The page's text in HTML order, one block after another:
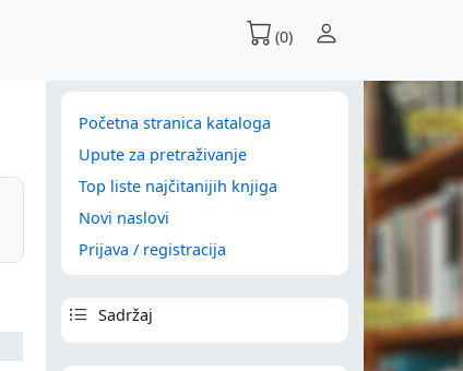
(0)
Početna stranica kataloga
Upute za pretraživanje
Top liste najčitanijih knjiga
Novi naslovi
Prijava / registracija
Sadržaj